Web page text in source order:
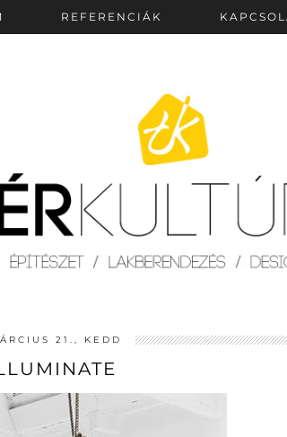
REFERENCIÁK
21., KEDD